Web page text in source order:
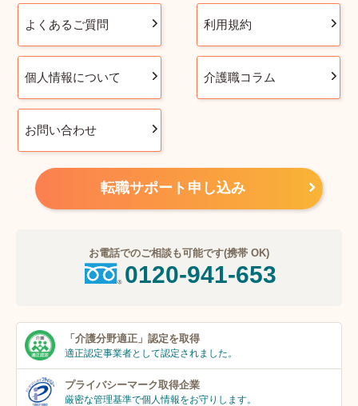
よくあるご質問 利用規約
個人情報について 介護職コラム
お問い合わせ
転職サポート申し込み
お電話でのご相談も可能です(携帯 OK)
0120-941-653
「介護分野適正」 認定を取得
適正認定事業者として認定されました。
プライバシーマーク取得企業
厳密な管理基準で個人情報をお守りします。